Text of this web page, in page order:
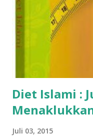
Diet Islami :
Juli 03, 2015